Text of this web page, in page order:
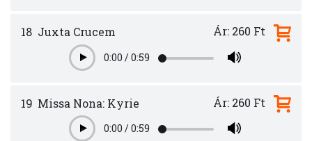
18 Juxta Crucem
Play0:00 /0:59
Ár: 260 Ft
19 Missa Nona: Kyrie
Play0:00 /0:59
Ár: 260 Ft